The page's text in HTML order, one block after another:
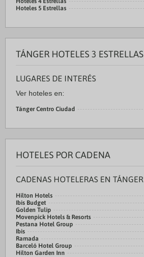
Hoteles 5 Estrellas
TÁNGER HOTELES 3 ESTRELLAS
LUGARES DE INTERÉS
Ver hoteles en:
Tánger Centro Ciudad
HOTELES POR CADENA
CADENAS HOTELERAS EN TÁNGER
Hilton Hotels
Ibis Budget
Golden Tulip
Movenpick Hotels & Resorts
Pestana Hotel Group
Ibis
Ramada
Barceló Hotel Group
Hilton Garden Inn